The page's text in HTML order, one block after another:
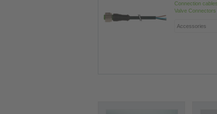
Connection
Valve Connectors